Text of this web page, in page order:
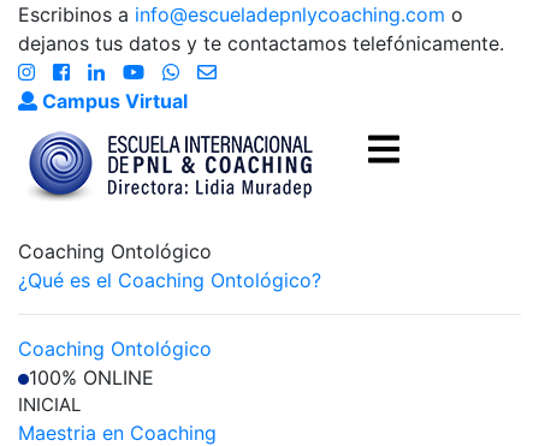
Escribinos a info@escueladepnlycoaching.com o
dejanos tus datos y te contactamos telefónicamente.
Campus Virtual
Coaching Ontológico
¿Qué es el Coaching Ontológico?
Coaching Ontológico
100% ONLINE
INICIAL
Maestria en Coaching